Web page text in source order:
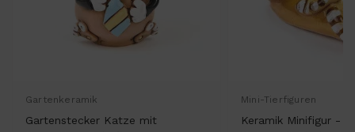
Gartenkeramik
Gartenstecker Katze mit
Mini-Tierfiguren
Keramik Minifigur -